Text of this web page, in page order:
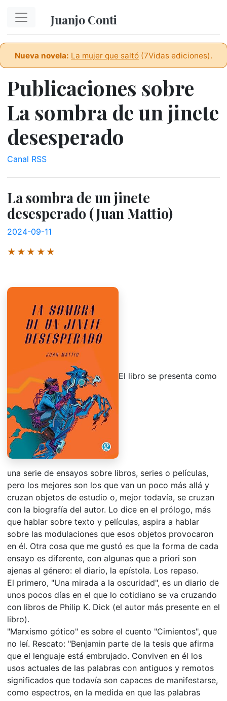
Juanjo Conti
Nueva novela: La mujer que saltó (7Vidas ediciones).
Publicaciones sobre
La sombra de un jinete
desesperado
Canal RSS
La sombra de un jinete
desesperado (Juan Mattio)
2024-09-11
★★★★★
El libro se presenta como
una serie de ensayos sobre libros, series o películas,
pero los mejores son los que van un poco más allá y
cruzan objetos de estudio o, mejor todavía, se cruzan
con la biografía del autor. Lo dice en el prólogo, más
que hablar sobre texto y películas, aspira a hablar
sobre las modulaciones que esos objetos provocaron
en él. Otra cosa que me gustó es que la forma de cada
ensayo es diferente, con algunas que a priori son
ajenas al género: el diario, la epístola. Los repaso.
El primero, "Una mirada a la oscuridad", es un diario de
unos pocos días en el que lo cotidiano se va cruzando
con libros de Philip K. Dick (el autor más presente en el
libro).
"Marxismo gótico" es sobre el cuento "Cimientos", que
no leí. Rescato: "Benjamin parte de la tesis que afirma
que el lenguaje está embrujado. Conviven en él los
usos actuales de las palabras con antiguos y remotos
significados que todavía son capaces de manifestarse,
como espectros, en la medida en que las palabras